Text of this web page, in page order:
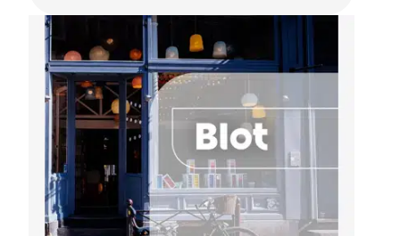
du local : Surface : environ 93 m² Local livré brut
de béton, permettant un aménagement
personnalisé Grandes baies vitrées apportant une
belle luminosité naturelle Réseaux et arrivées
techniques préinstallés Accessibilité PMR
conforme aux normes ERP Points forts :
Intégration au sein d'un pôle santé attractif et
dynamique Idéal pour professions libérales ou
activités liées à la santé et au bien-être
Disponibilité immédiate Conditions : Loyer : 3
000euros mensuel HT. Bail professionnel ou
commercial selon activité Pour tout renseignement
complémentaire ou pour organiser une visite,
merci de contacter l'agence au .